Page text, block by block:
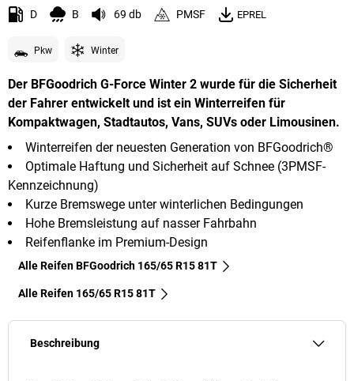
D B 69 db PMSF EPREL
Pkw Winter
Der BFGoodrich G-Force Winter 2 wurde für die Sicherheit
der Fahrer entwickelt und ist ein Winterreifen für
Kompaktwagen, Stadtautos, Vans, SUVs oder Limousinen.
Winterreifen der neuesten Generation von BFGoodrich®
Optimale Haftung und Sicherheit auf Schnee (3PMSF-
Kennzeichnung)
Kurze Bremswege unter winterlichen Bedingungen
Hohe Bremsleistung auf nasser Fahrbahn
Reifenflanke im Premium-Design
Alle Reifen BFGoodrich 165/65 R15 81T
Alle Reifen‎ 165/65 R15 81T
Beschreibung